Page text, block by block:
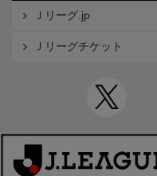
Ｊリーグ.jp
Ｊリーグチケット